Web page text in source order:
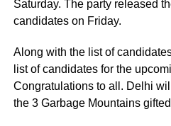
commencement of a cleaning
Furthermore, he pledged to
necessary amenities for a
“I urge the former Chief
and the relevant Ministers of
Saturday. The party released
candidates on Friday.
Along with the list of
list of candidates for the
Congratulations to all. Delhi
the 3 Garbage Mountains